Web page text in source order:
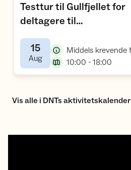
Testtur til Gullfjellet for
deltagere til
Galdhøpiggen
15
Aug,
10:00 - 18:00
Vis alle i DNTs aktivitetskalender